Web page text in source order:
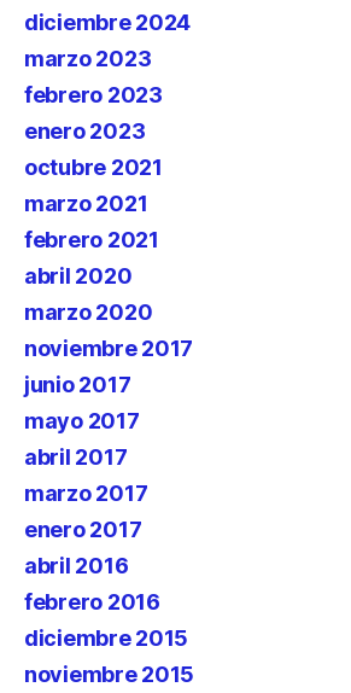
diciembre 2024
marzo 2023
febrero 2023
enero 2023
octubre 2021
marzo 2021
febrero 2021
abril 2020
marzo 2020
noviembre 2017
junio 2017
mayo 2017
abril 2017
marzo 2017
enero 2017
abril 2016
febrero 2016
diciembre 2015
noviembre 2015